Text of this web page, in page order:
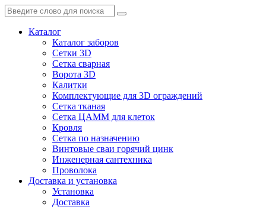
Каталог
Каталог заборов
Сетки 3D
Сетка сварная
Ворота 3D
Калитки
Комплектующие для 3D ограждений
Сетка тканая
Сетка ЦАММ для клеток
Кровля
Сетка по назначению
Винтовые сваи горячий цинк
Инженерная сантехника
Проволока
Доставка и установка
Установка
Доставка